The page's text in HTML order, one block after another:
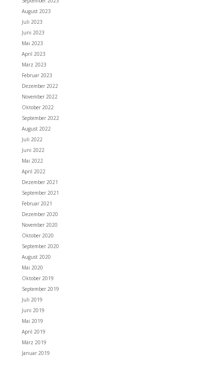
August 2023
Juli 2023
Juni 2023
Mai 2023
April 2023
März 2023
Februar 2023
Dezember 2022
November 2022
Oktober 2022
September 2022
August 2022
Juli 2022
Juni 2022
Mai 2022
April 2022
Dezember 2021
September 2021
Februar 2021
Dezember 2020
November 2020
Oktober 2020
September 2020
August 2020
Mai 2020
Oktober 2019
September 2019
Juli 2019
Juni 2019
Mai 2019
April 2019
März 2019
Januar 2019